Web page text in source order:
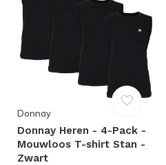
Donnay
Donnay Heren - 4-Pack -
Mouwloos T-shirt Stan -
Zwart